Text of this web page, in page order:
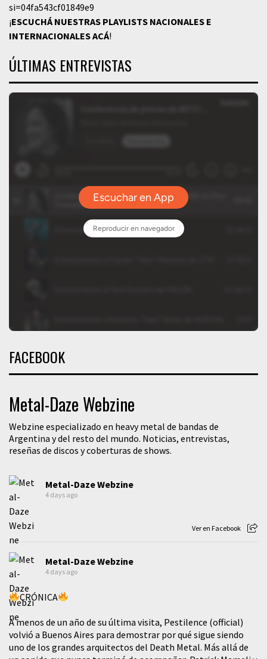
si=04fa543cf01849e9
¡ESCUCHÁ NUESTRAS PLAYLISTS NACIONALES E
INTERNACIONALESACÁ!
ÚLTIMAS ENTREVISTAS
FACEBOOK
Metal-Daze Webzine
Webzine especializado en heavy metal de bandas de
Argentina y del resto del mundo. Noticias, entrevistas,
reseñas de discos y coberturas de shows.
Metal-Daze Webzine
4 days ago
Ver en Facebook
Metal-Daze Webzine
4 days ago
CRÓNICA
A menos de un año de su última visita, Pestilence (official)
volvió a Buenos Aires para demostrar por qué sigue siendo
uno de los grandes arquitectos del Death Metal. Más allá de